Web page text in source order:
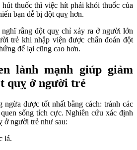
thuốc thì việc hít phải khói thuốc của
bạn dễ bị đột quỵ hơn.
rằng đột quỵ chỉ xảy ra ở người lớn
trẻ khi nhập viện được chẩn đoán đột
để lại cũng cao hơn.
lành mạnh giúp giảm
quỵ ở người trẻ
được tốt nhất bằng cách: tránh các
sống tích cực. Nghiên cứu xác định
ở người trẻ như sau:
lá.